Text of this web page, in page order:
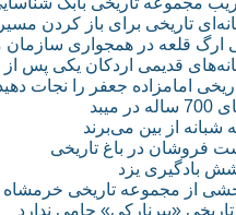
تاریخی برای باز کردن
ارگ قلعه در همجواری سازمان
قدیمی اردکان یکی پس از
امامزاده جعفر را نجات
میبد
شبانه از بین می‌برند
فروشان در باغ تاریخی
شش بادگیری یزد
از مجموعه تاریخی خرمشاه
«پیرنارکی» حامی ندارد